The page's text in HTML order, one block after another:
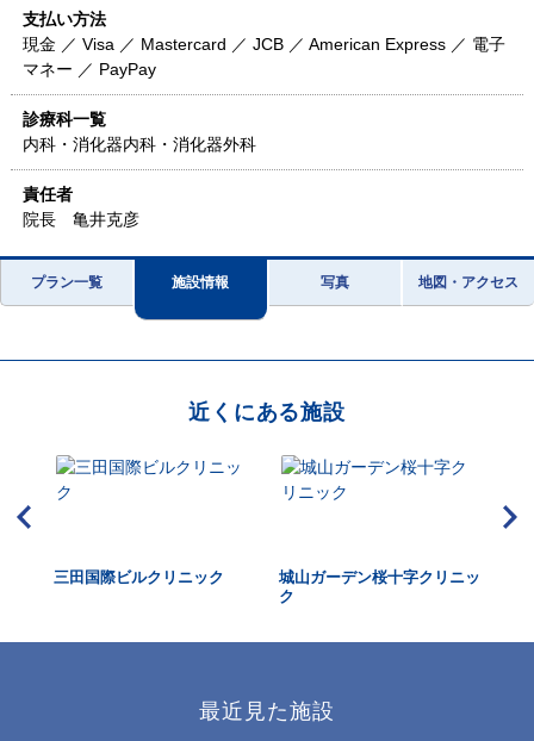
支払い方法
現金 ／ Visa ／ Mastercard ／ JCB ／ American Express ／ 電子
マネー ／ PayPay
診療科一覧
内科・消化器内科・消化器外科
責任者
院長 亀井克彦
プラン一覧 施設情報 写真 地図・アクセス
近くにある施設
三田国際ビルクリニック
城山ガーデン桜十字クリニッ
ク
最近見た施設